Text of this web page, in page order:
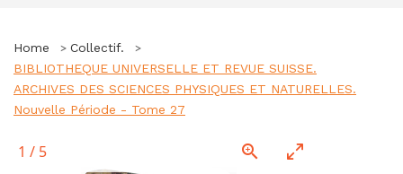
Home
Collectif.
BIBLIOTHEQUE UNIVERSELLE ET REVUE SUISSE.
ARCHIVES DES SCIENCES PHYSIQUES ET NATURELLES.
Nouvelle Période - Tome 27
1 / 5